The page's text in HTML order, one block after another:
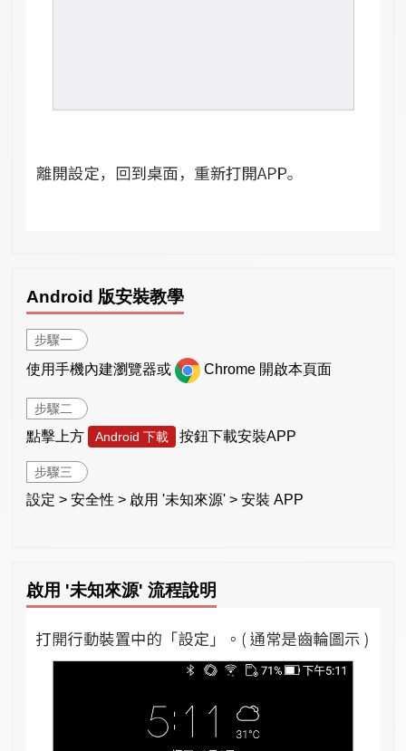
Android 版安裝教學
步驟一
使用手機內建瀏覽器或 Chrome 開啟本頁面
步驟二
點擊上方 Android 下載 按鈕下載安裝APP
步驟三
設定 > 安全性 > 啟用 '未知來源' > 安裝 APP
啟用 '未知來源' 流程說明